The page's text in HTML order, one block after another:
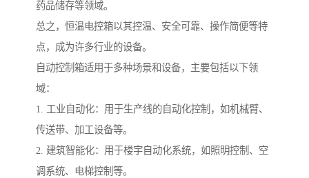
药品储存等领域。
总之，恒温电控箱以其控温、安全可靠、操作简便等特
点，成为许多行业的设备。
自动控制箱适用于多种场景和设备，主要包括以下领
域：
1. 工业自动化：用于生产线的自动化控制，如机械臂、
传送带、加工设备等。
2. 建筑智能化：用于楼宇自动化系统，如照明控制、空
调系统、电梯控制等。